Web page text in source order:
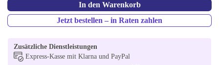
In den Warenkorb
Jetzt bestellen – in Raten zahlen
Zusätzliche Dienstleistungen
Express-Kasse mit Klarna und PayPal